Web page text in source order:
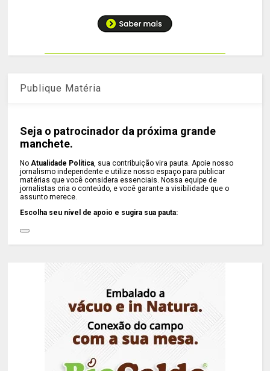
Publique Matéria
Seja o patrocinador da próxima grande
manchete.
NoAtualidade Política, sua contribuição vira pauta. Apoie nosso
jornalismo independente e utilize nosso espaço para publicar
matérias que você considera essenciais. Nossa equipe de
jornalistas cria o conteúdo, e você garante a visibilidade que o
assunto merece.
Escolha seu nível de apoio e sugira sua pauta: